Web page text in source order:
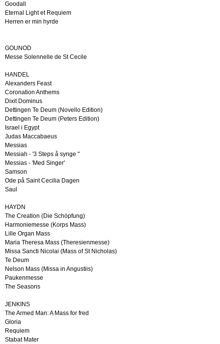
Goodall
Eternal Light et Requiem
Herren er min hyrde
GOUNOD
Messe Solennelle de St Cecile
HANDEL
Alexanders Feast
Coronation Anthems
Dixit Dominus
Dettingen Te Deum (Novello Edition)
Dettingen Te Deum (Peters Edition)
Israel i Egypt
Judas Maccabaeus
Messias
Messiah - '3 Steps å synge "
Messias - 'Med Singer'
Samson
Ode på Saint Cecilia Dagen
Saul
HAYDN
The Creation (Die Schöpfung)
Harmoniemesse (Korps Mass)
Lille Organ Mass
Maria Theresa Mass (Theresienmesse)
Missa Sancti Nicolai (Mass of St Nicholas)
Te Deum
Nelson Mass (Missa in Angustiis)
Paukenmesse
The Seasons
JENKINS
The Armed Man: A Mass for fred
Gloria
Requiem
Stabat Mater